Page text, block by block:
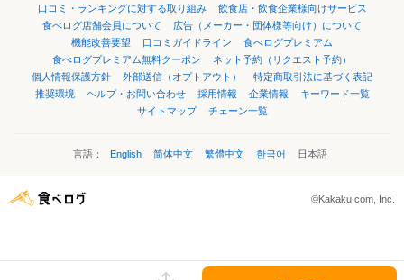
口コミ・ランキングに対する取り組み
飲食店・飲食企業様向けサービス
食べログ店舗会員について
広告（メーカー・団体様等向け）について
機能改善要望
口コミガイドライン
食べログプレミアム
食べログプレミアム無料クーポン
ネット予約（リクエスト予約）
個人情報保護方針
外部送信（オプトアウト）
特定商取引法に基づく表記
推奨環境
ヘルプ・お問い合わせ 採用情報 企業情報
キーワード一覧
サイトマップ
チェーン一覧
言語： English 简体中文 繁體中文 한국어 日本語
©Kakaku.com, Inc.